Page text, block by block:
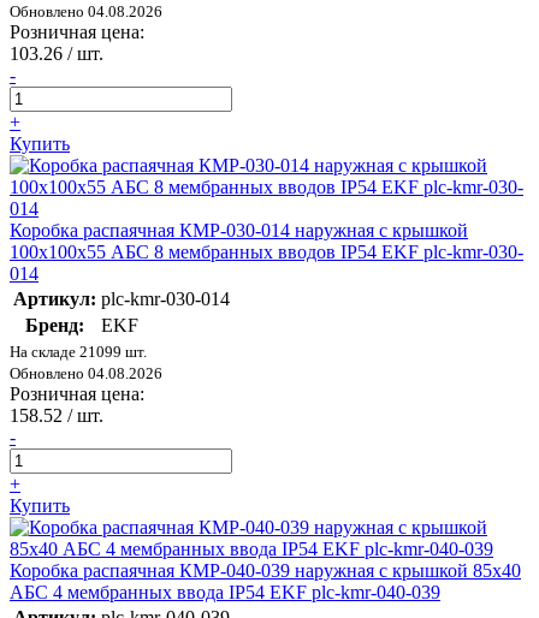
Обновлено 04.08.2026
Розничная цена:
103.26 / шт.
-
+
Купить
Коробка распаячная КМР-030-014 наружная с крышкой
100х100х55 АБС 8 мембранных вводов IP54 EKF plc-kmr-030-
014
Артикул: plc-kmr-030-014
Бренд:
EKF
На складе 21099 шт.
Обновлено 04.08.2026
Розничная цена:
158.52 / шт.
-
+
Купить
Коробка распаячная КМР-040-039 наружная с крышкой 85х40
АБС 4 мембранных ввода IP54 EKF plc-kmr-040-039